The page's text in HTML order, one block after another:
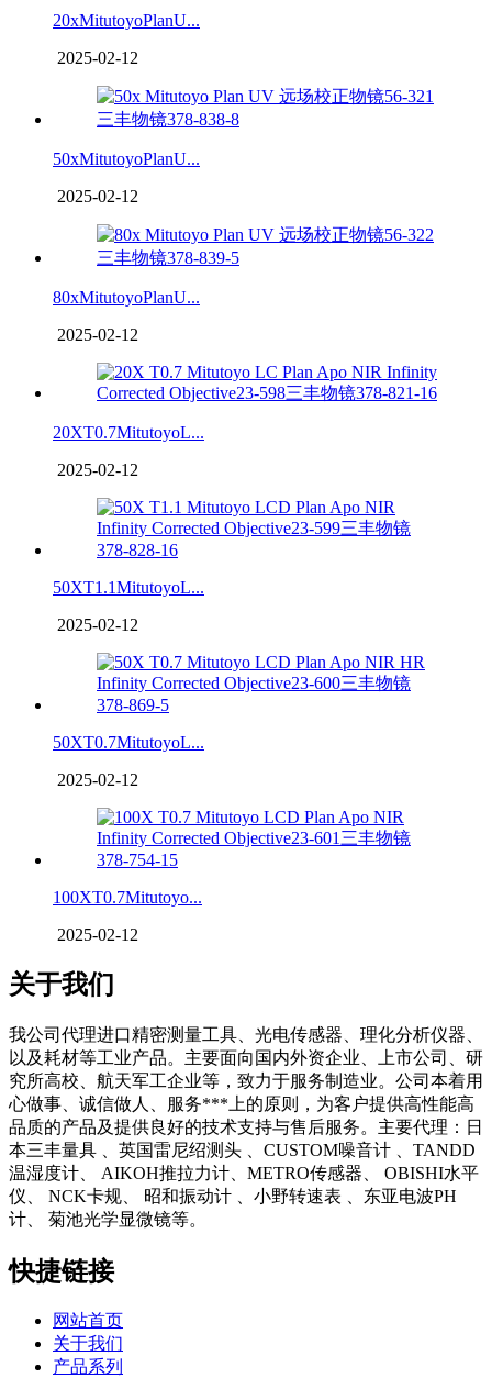
20xMitutoyoPlanU...
2025-02-12
50xMitutoyoPlanU...
2025-02-12
80xMitutoyoPlanU...
2025-02-12
20XT0.7MitutoyoL...
2025-02-12
50XT1.1MitutoyoL...
2025-02-12
50XT0.7MitutoyoL...
2025-02-12
100XT0.7Mitutoyo...
2025-02-12
关于我们
我公司代理进口精密测量工具、光电传感器、理化分析仪器、
以及耗材等工业产品。主要面向国内外资企业、上市公司、研
究所高校、航天军工企业等，致力于服务制造业。公司本着用
心做事、诚信做人、服务***上的原则，为客户提供高性能高
品质的产品及提供良好的技术支持与售后服务。主要代理：日
本三丰量具 、英国雷尼绍测头 、CUSTOM噪音计 、TANDD
温湿度计、 AIKOH推拉力计、METRO传感器、 OBISHI水平
仪、 NCK卡规、 昭和振动计 、小野转速表 、东亚电波PH
计、 菊池光学显微镜等。
快捷链接
网站首页
关于我们
产品系列